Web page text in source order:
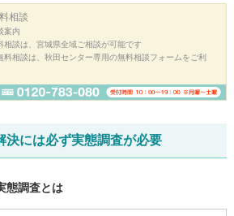
相談
案内
相談は、宮城県全域ご相談が可能です
料相談は、秋田センター専用の無料相談フォームをご利
決には必ず実態調査が必要
態調査とは